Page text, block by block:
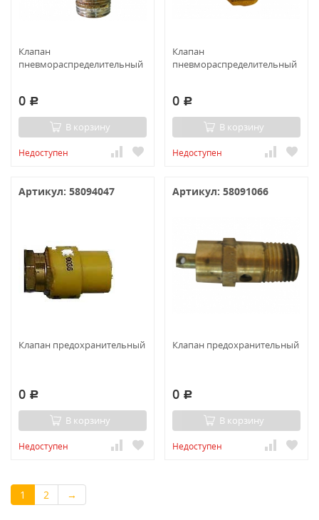
Клапан
пневмораспределительный
0 Р
В корзину
Недоступен
Клапан
пневмораспределительный
0 Р
В корзину
Недоступен
Артикул: 58094047
Клапан предохранительный
0 Р
В корзину
Недоступен
Артикул: 58091066
Клапан предохранительный
0 Р
В корзину
Недоступен
1 2 →